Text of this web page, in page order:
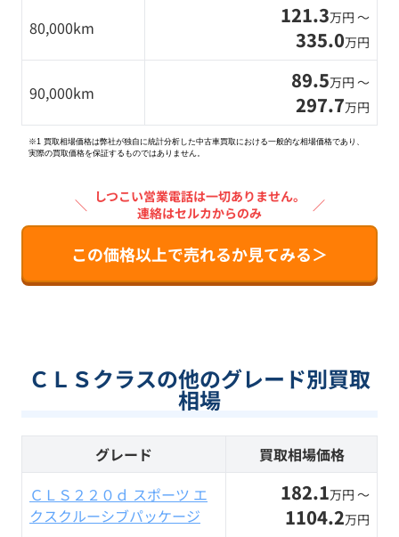
80,000km 121.3万円 〜
335.0万円
90,000km 89.5万円 〜
297.7万円
※1 買取相場価格は弊社が独自に統計分析した中古車買取における一般的な相場価格であり、
実際の買取価格を保証するものではありません。
＼ しつこい営業電話は一切ありません。
連絡はセルカからのみ
／
この価格以上で売れるか見てみる＞
ＣＬＳクラスの他のグレード別買取
相場
グレード
買取相場価格
ＣＬＳ２２０ｄ スポーツ エ
クスクルーシブパッケージ
182.1万円 〜
1104.2万円